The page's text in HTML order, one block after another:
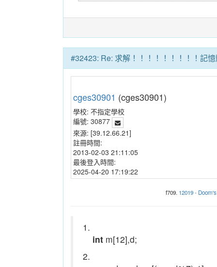
#32423: Re: 求解！！！！！！！！！記
cges30901 (cges30901)
學校: 不指定學校
編號: 30877
來源: [39.12.66.21]
註冊時間:
2013-02-03 21:11:05
最後登入時間:
2025-04-20 17:19:22
f709. 12019 -
1.
int m[12],d;
2.